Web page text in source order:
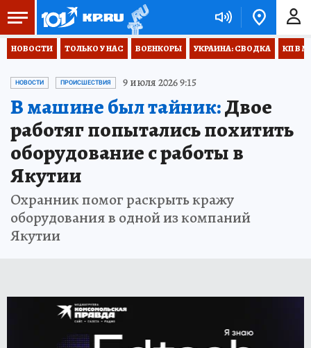
НОВОСТИ ТОЛЬКО У НАС ВОЕНКОРЫ УКРАИНА: СВОДКА КП В
НОВОСТИ ПРОИСШЕСТВИЯ 9 июля 2026 9:15
В машине был тайник:Двое
работяг попытались похитить
оборудование с работы в
Якутии
Охранник помог раскрыть кражу
оборудования в одной из компаний
Якутии